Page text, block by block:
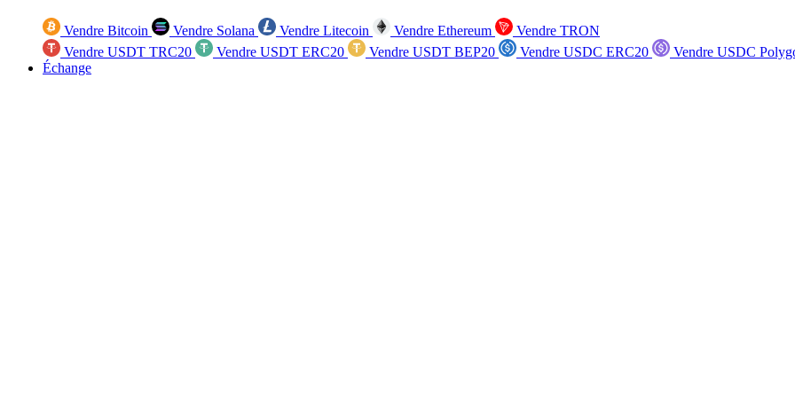
Vendre Bitcoin Vendre Solana Vendre Litecoin Vendre Ethereum
Vendre TRON
Vendre USDT TRC20
Vendre USDT ERC20 Vendre USDT BEP20 Vendre USDC ERC20
Vendre USDC
Échange